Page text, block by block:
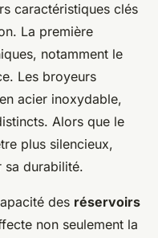
caractéristiques clés
La première
notamment le
Les broyeurs
acier inoxydable,
Alors que le
plus silencieux,
sa durabilité.
des réservoirs
non seulement la